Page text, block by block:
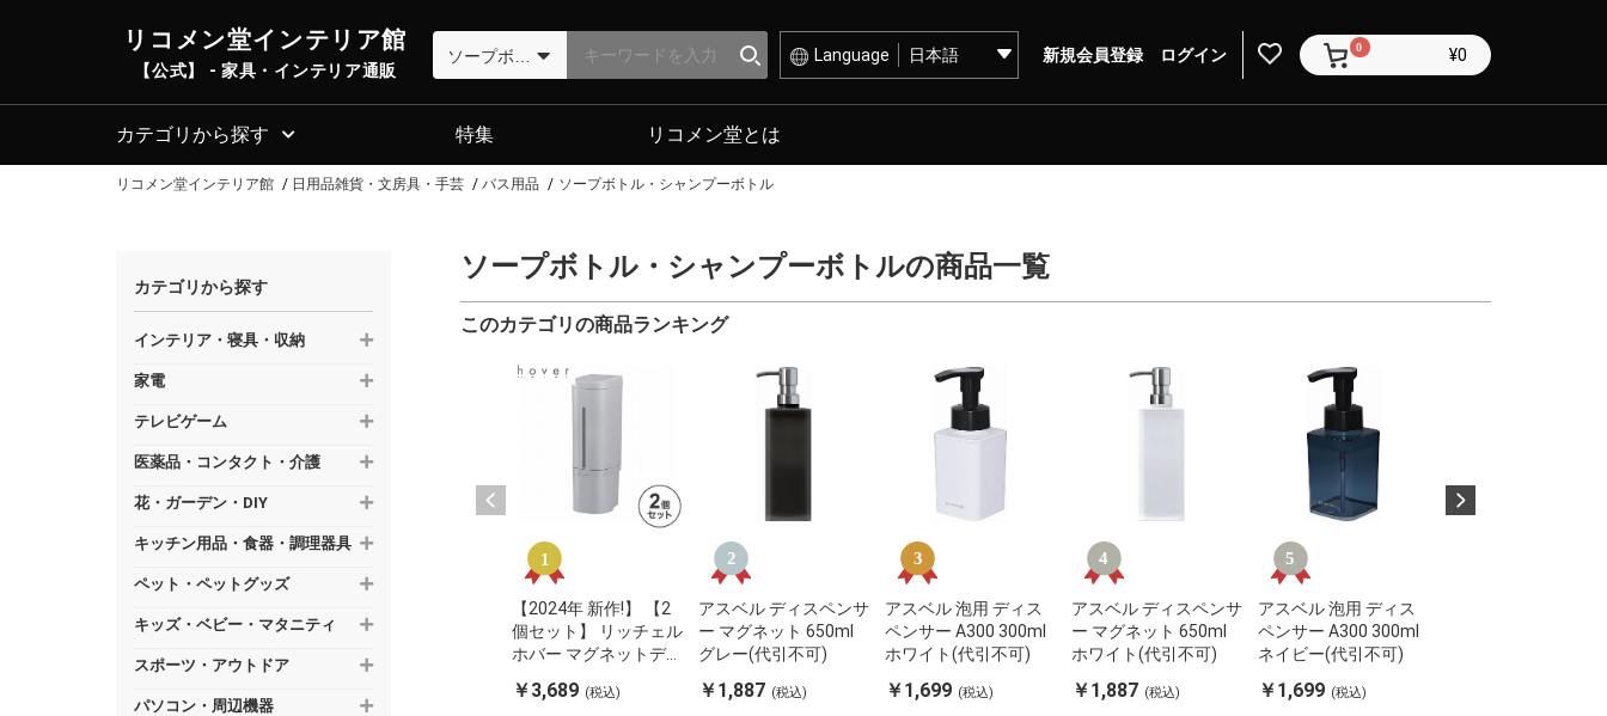
リコメン堂インテリア館
【公式】 - 家具・インテリア通販
Language 新規会員登録 ログイン 0 ¥0
カテゴリから探す 特集 リコメン堂とは
リコメン堂インテリア館 日用品雑貨・文房具・手芸 バス用品 ソープボトル・シャンプーボトル
カテゴリから探す
インテリア・寝具・収納
家電
テレビゲーム
医薬品・コンタクト・介護
花・ガーデン・DIY
キッチン用品・食器・調理器具
ペット・ペットグッズ
キッズ・ベビー・マタニティ
スポーツ・アウトドア
パソコン・周辺機器
ソープボトル・シャンプーボトルの商品一覧
このカテゴリの商品ランキング
【2024年 新作!】 【2
個セット】 リッチェル
ホバー マグネットディ
代引不可
￥3,689 (税込)
アスベル ディスペンサ
ー マグネット 650ml
グレー(代引不可)
￥1,887 (税込)
アスベル 泡用 ディス
ペンサー A300 300ml
ホワイト(代引不可)
￥1,699 (税込)
アスベル ディスペンサ
ー マグネット 650ml
ホワイト(代引不可)
￥1,887 (税込)
アスベル 泡用 ディス
ペンサー A300 300ml
ネイビー(代引不可)
￥1,699 (税込)